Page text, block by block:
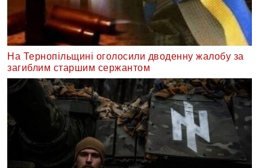
На Тернопільщині оголосили дводенну жалобу за
загиблим старшим сержантом